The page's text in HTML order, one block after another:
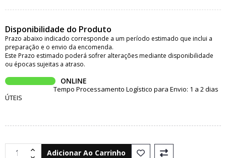
Disponibilidade do Produto
Prazo abaixo indicado corresponde a um período estimado que inclui a
preparação e o envio da encomenda.
Este Prazo estimado poderá sofrer alterações mediante disponibilidade
ou épocas sujeitas a atraso.
ONLINE
Tempo Processamento Logístico para Envio: 1 a 2 dias
ÚTEIS
Adicionar Ao Carrinho